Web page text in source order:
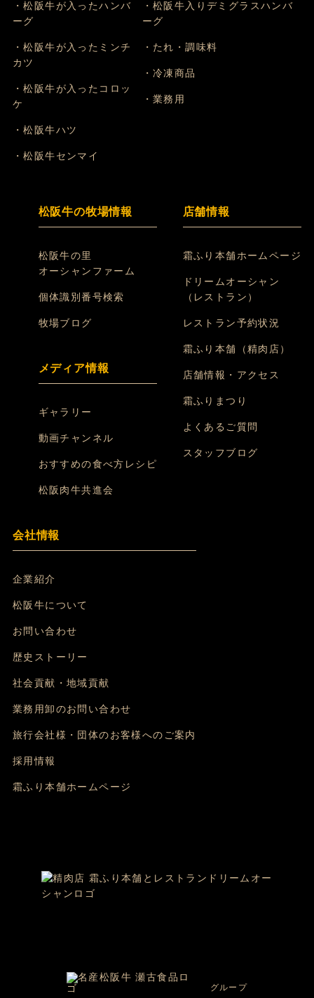
・松阪牛が入ったハンバ
ーグ
・松阪牛が入ったミンチ
カツ
・松阪牛が入ったコロッ
ケ
・松阪牛ハツ
・松阪牛センマイ
・松阪牛入りデミグラスハンバ
ーグ
・たれ・調味料
・冷凍商品
・業務用
松阪牛の牧場情報
松阪牛の里
オーシャンファーム
個体識別番号検索
牧場ブログ
メディア情報
ギャラリー
動画チャンネル
おすすめの食べ方レシピ
松阪肉牛共進会
店舗情報
霜ふり本舗ホームページ
ドリームオーシャン
（レストラン）
レストラン予約状況
霜ふり本舗（精肉店）
店舗情報・アクセス
霜ふりまつり
よくあるご質問
スタッフブログ
会社情報
企業紹介
松阪牛について
お問い合わせ
歴史ストーリー
社会貢献・地域貢献
業務用卸のお問い合わせ
旅行会社様・団体のお客様へのご案内
採用情報
霜ふり本舗ホームページ
グループ